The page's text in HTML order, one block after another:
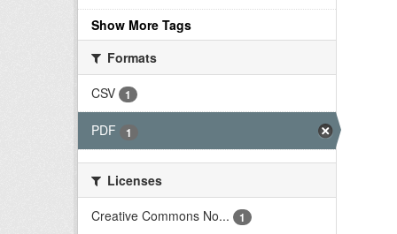
Show More Tags
Formats
CSV
1
PDF 1
Licenses
Creative Commons No...
1